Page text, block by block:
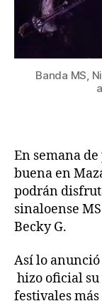
Banda MS,
En semana
buena en
podrán
sinaloense
Becky G.
Así lo
hizo oficial
festivales